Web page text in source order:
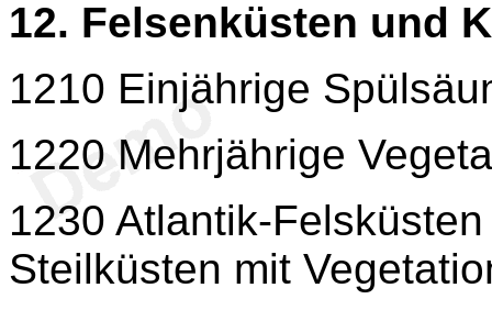
12. Felsenküsten und
1210 Einjährige
1220 Mehrjährige
1230 Atlantik-
Steilküsten mit